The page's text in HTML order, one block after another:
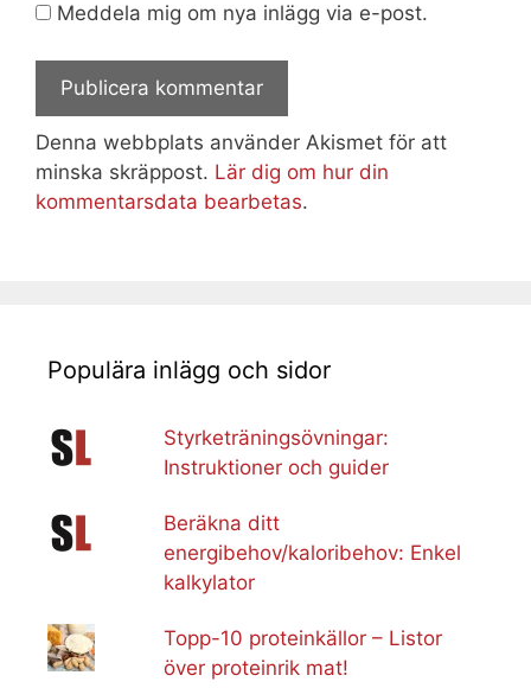
Meddela mig om nya inlägg via e-post.
Denna webbplats använder Akismet för att
minska skräppost. Lär dig om hur din
kommentarsdata bearbetas.
Populära inlägg och sidor
Styrketräningsövningar:
Instruktioner och guider
Beräkna ditt
energibehov/kaloribehov: Enkel
kalkylator
Topp-10 proteinkällor – Listor
över proteinrik mat!